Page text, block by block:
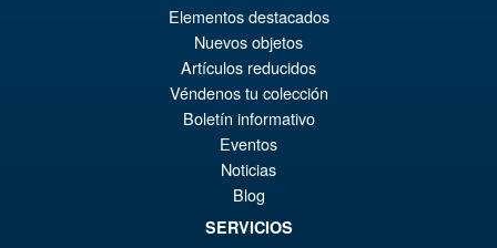
PRE ORDENA
S.H. Figuarts Dragon Ball Z
Bardock the Father of Goku
Action Figure
Elementos destacados
Nuevos objetos
Artículos reducidos
Véndenos tu colección
Boletín informativo
Eventos
Noticias
Blog
SERVICIOS